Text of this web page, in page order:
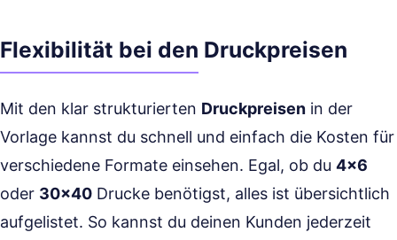
Flexibilität bei den Druckpreisen
Mit den klar strukturierten Druckpreisen in der
Vorlage kannst du schnell und einfach die Kosten für
verschiedene Formate einsehen. Egal, ob du 4×6
oder 30×40 Drucke benötigst, alles ist übersichtlich
aufgelistet. So kannst du deinen Kunden jederzeit